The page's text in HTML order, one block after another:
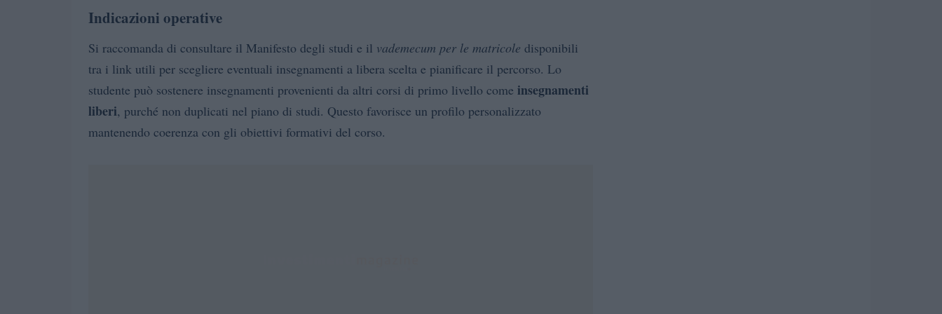
Indicazioni operative
Si raccomanda di consultare il Manifesto degli studi e il vademecum per le matricole disponibili
tra i link utili per scegliere eventuali insegnamenti a libera scelta e pianificare il percorso. Lo
studente può sostenere insegnamenti provenienti da altri corsi di primo livello come insegnamenti
liberi, purché non duplicati nel piano di studi. Questo favorisce un profilo personalizzato
mantenendo coerenza con gli obiettivi formativi del corso.